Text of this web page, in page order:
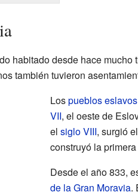
habitado desde hace mucho
también tuvieron
Lospueblos eslavos
VII, el oeste de
el siglo VIII, surgió
construyó la primera
Desde el año 833,
de la Gran Moravia.